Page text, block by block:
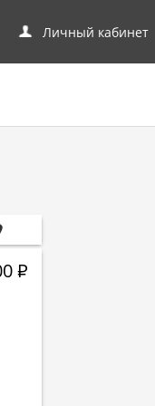
Личный кабинет
Р